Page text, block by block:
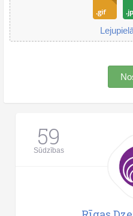
59
Sūdzības